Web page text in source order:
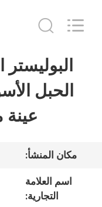
منزل
حول
Garment
Accessories
الحبل
عينة
مكان المنشأ:
اسم العلامة
التجارية: